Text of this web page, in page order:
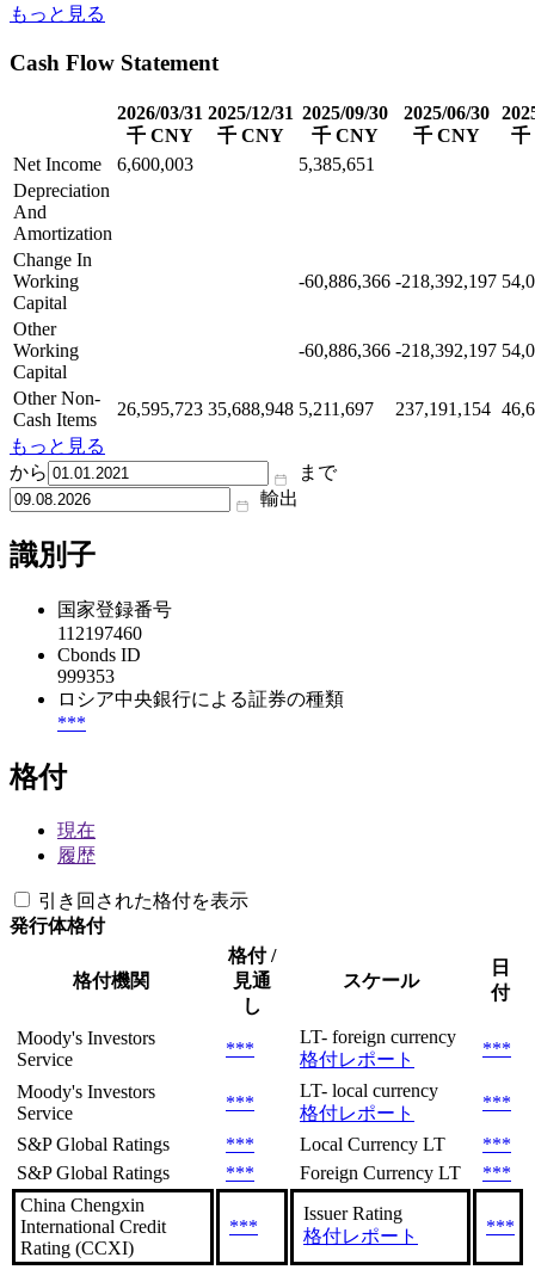
もっと見る
Cash Flow Statement
2026/03/31
千 CNY
2025/12/31
千 CNY
2025/09/30
千 CNY
2025/06/30
千 CNY
千
Net Income
6,600,003
5,385,651
Depreciation
And
Amortization
Change In
Working
Capital
-60,886,366 -218,392,197
Other
Working
Capital
-60,886,366 -218,392,197
Other Non-
Cash Items
26,595,723 35,688,948 5,211,697 237,191,154
もっと見る
から
まで
輸出
識別子
国家登録番号
112197460
Cbonds ID
999353
ロシア中央銀行による証券の種類
***
格付
現在
履歴
引き回された格付を表示
発行体格付
格付機関
格付 /
見通
し
スケール
日
付
Moody's Investors
Service
***
LT- foreign currency
格付レポート
***
Moody's Investors
Service
***
LT- local currency
格付レポート
***
S&P Global Ratings *** Local Currency LT
***
S&P Global Ratings
*** Foreign Currency LT
***
China Chengxin
International Credit
Rating (CCXI)
***
Issuer Rating
格付レポート
***